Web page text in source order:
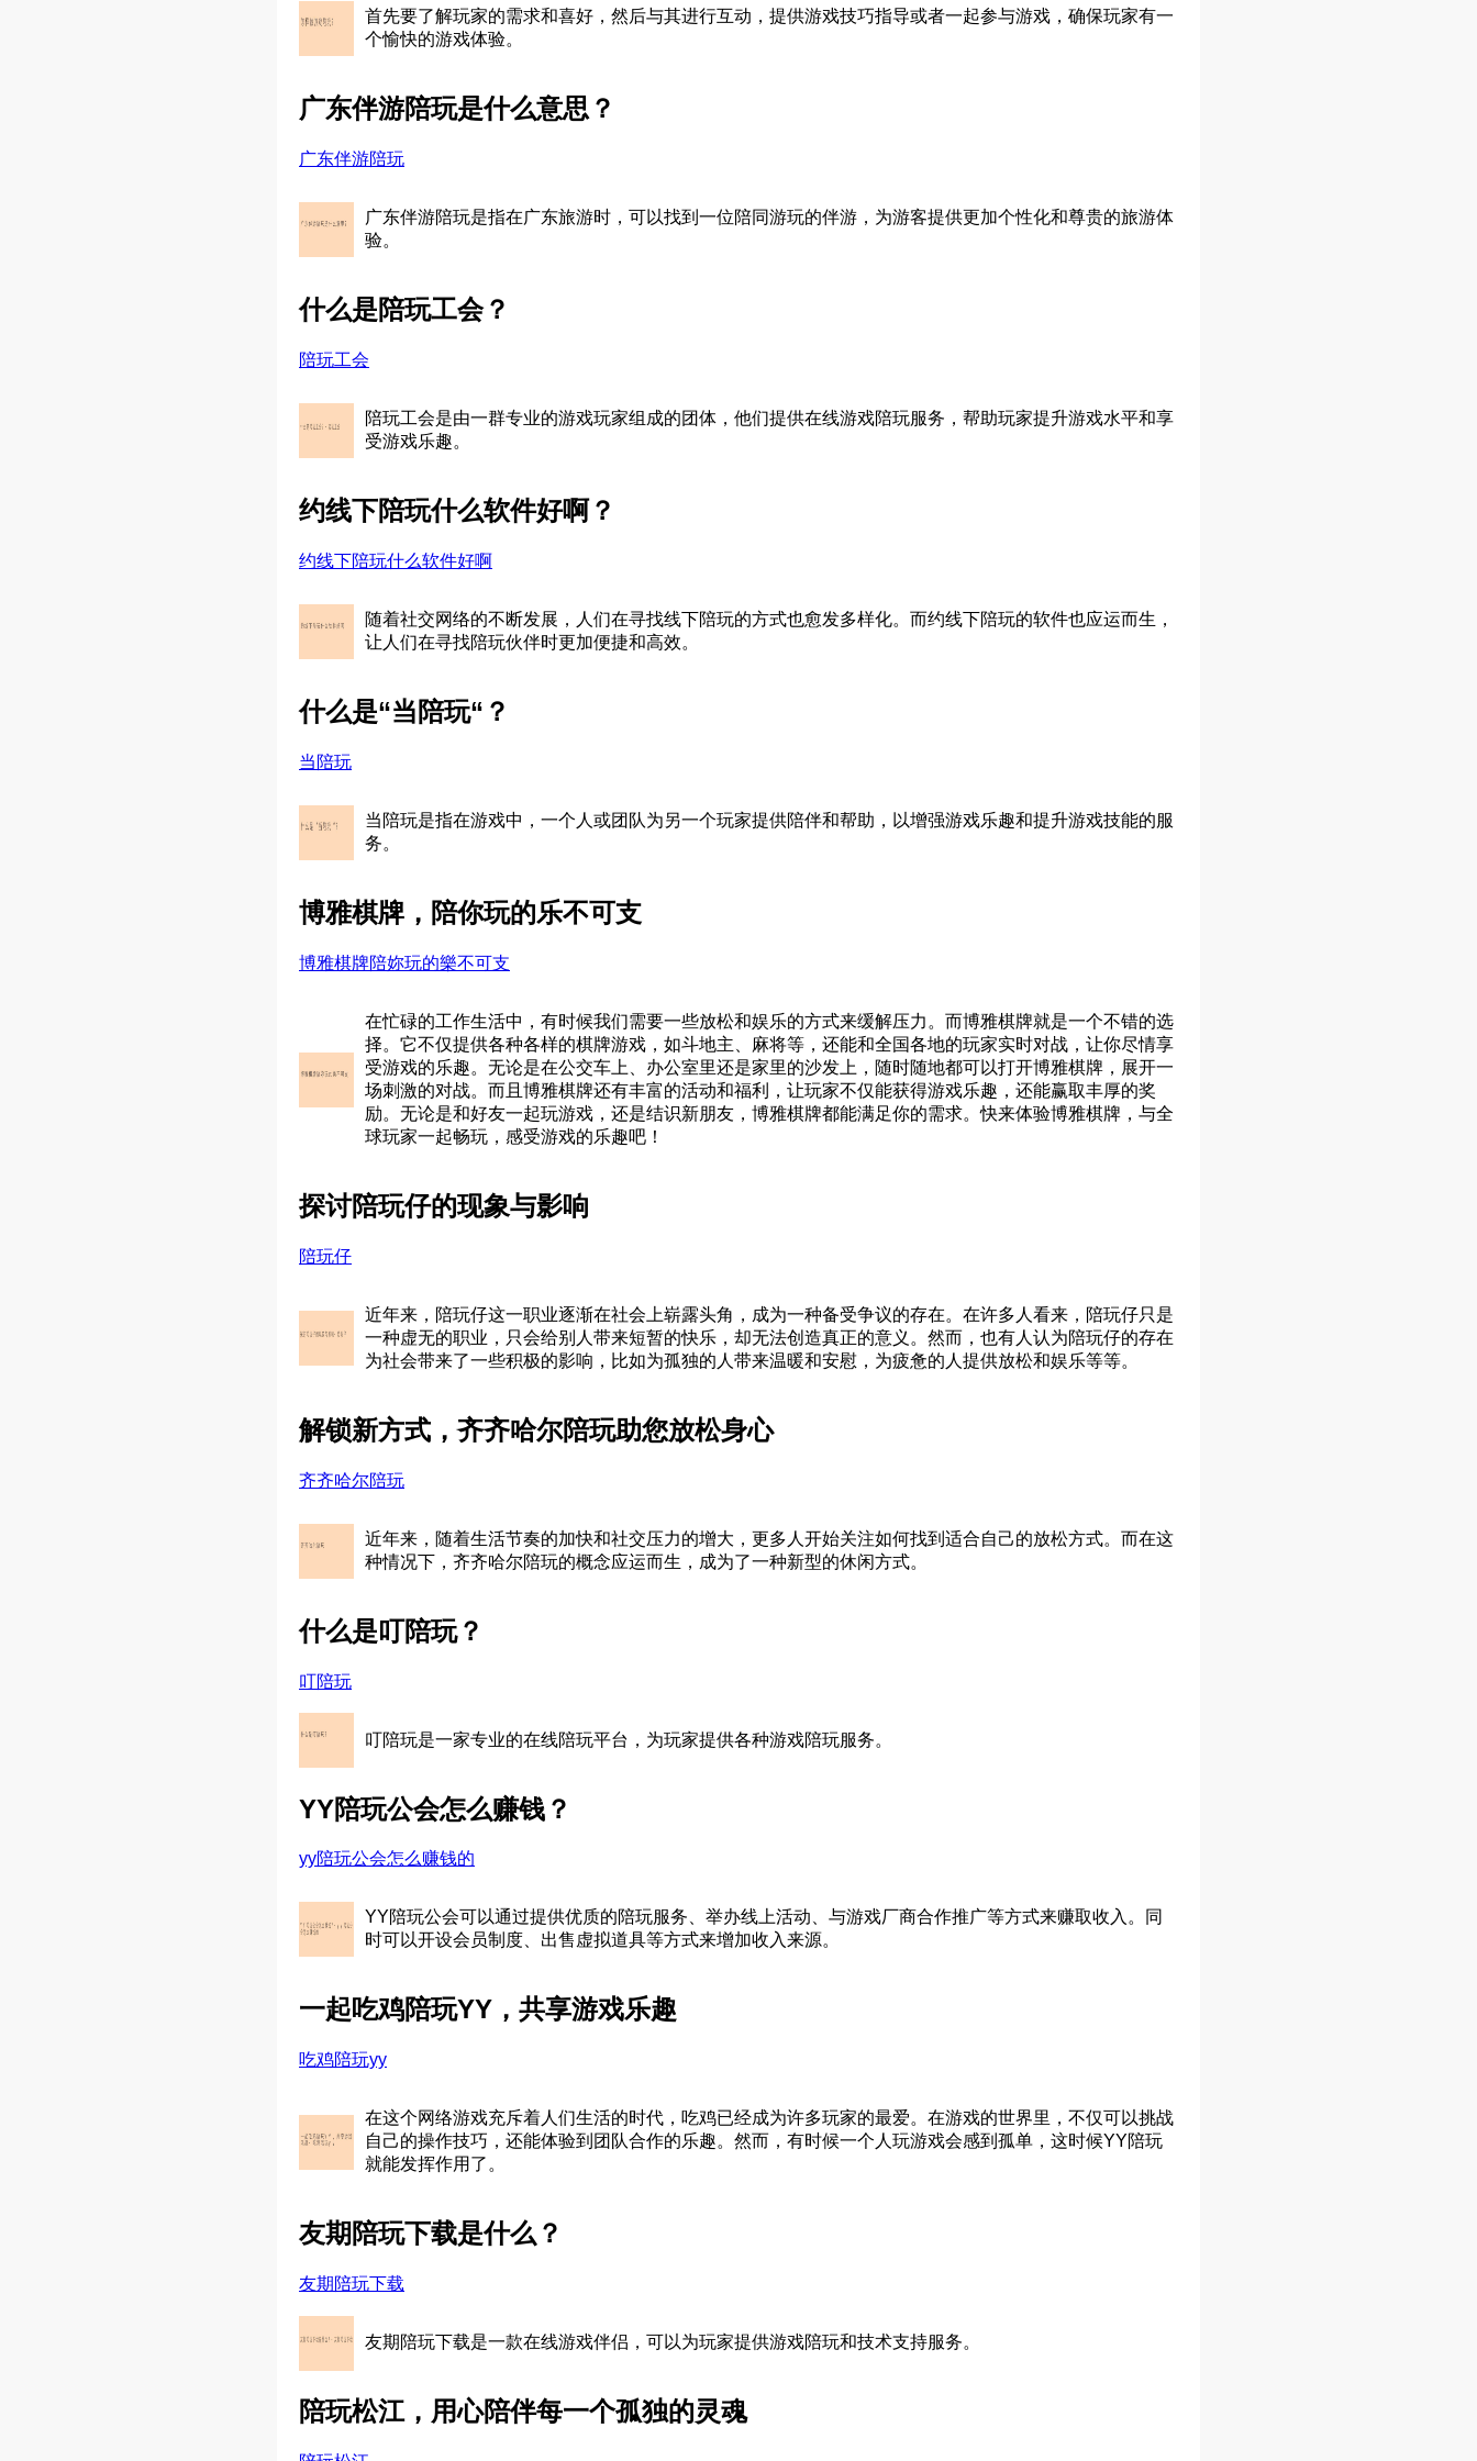
首先要了解玩家的需求和喜好，然后与其进行互动，提供游戏技巧指导或者一起参与游戏，确保玩家有一
个愉快的游戏体验。
广东伴游陪玩是什么意思？
广东伴游陪玩
广东伴游陪玩是指在广东旅游时，可以找到一位陪同游玩的伴游，为游客提供更加个性化和尊贵的旅游体
验。
什么是陪玩工会？
陪玩工会
陪玩工会是由一群专业的游戏玩家组成的团体，他们提供在线游戏陪玩服务，帮助玩家提升游戏水平和享
受游戏乐趣。
约线下陪玩什么软件好啊？
约线下陪玩什么软件好啊
随着社交网络的不断发展，人们在寻找线下陪玩的方式也愈发多样化。而约线下陪玩的软件也应运而生，
让人们在寻找陪玩伙伴时更加便捷和高效。
什么是“当陪玩“？
当陪玩
当陪玩是指在游戏中，一个人或团队为另一个玩家提供陪伴和帮助，以增强游戏乐趣和提升游戏技能的服
务。
博雅棋牌，陪你玩的乐不可支
博雅棋牌陪妳玩的樂不可支
在忙碌的工作生活中，有时候我们需要一些放松和娱乐的方式来缓解压力。而博雅棋牌就是一个不错的选
择。它不仅提供各种各样的棋牌游戏，如斗地主、麻将等，还能和全国各地的玩家实时对战，让你尽情享
受游戏的乐趣。无论是在公交车上、办公室里还是家里的沙发上，随时随地都可以打开博雅棋牌，展开一
场刺激的对战。而且博雅棋牌还有丰富的活动和福利，让玩家不仅能获得游戏乐趣，还能赢取丰厚的奖
励。无论是和好友一起玩游戏，还是结识新朋友，博雅棋牌都能满足你的需求。快来体验博雅棋牌，与全
球玩家一起畅玩，感受游戏的乐趣吧！
探讨陪玩仔的现象与影响
陪玩仔
近年来，陪玩仔这一职业逐渐在社会上崭露头角，成为一种备受争议的存在。在许多人看来，陪玩仔只是
一种虚无的职业，只会给别人带来短暂的快乐，却无法创造真正的意义。然而，也有人认为陪玩仔的存在
为社会带来了一些积极的影响，比如为孤独的人带来温暖和安慰，为疲惫的人提供放松和娱乐等等。
解锁新方式，齐齐哈尔陪玩助您放松身心
齐齐哈尔陪玩
近年来，随着生活节奏的加快和社交压力的增大，更多人开始关注如何找到适合自己的放松方式。而在这
种情况下，齐齐哈尔陪玩的概念应运而生，成为了一种新型的休闲方式。
什么是叮陪玩？
叮陪玩
叮陪玩是一家专业的在线陪玩平台，为玩家提供各种游戏陪玩服务。
YY陪玩公会怎么赚钱？
yy陪玩公会怎么赚钱的
YY陪玩公会可以通过提供优质的陪玩服务、举办线上活动、与游戏厂商合作推广等方式来赚取收入。同
时可以开设会员制度、出售虚拟道具等方式来增加收入来源。
一起吃鸡陪玩YY，共享游戏乐趣
吃鸡陪玩yy
在这个网络游戏充斥着人们生活的时代，吃鸡已经成为许多玩家的最爱。在游戏的世界里，不仅可以挑战
自己的操作技巧，还能体验到团队合作的乐趣。然而，有时候一个人玩游戏会感到孤单，这时候YY陪玩
就能发挥作用了。
友期陪玩下载是什么？
友期陪玩下载
友期陪玩下载是一款在线游戏伴侣，可以为玩家提供游戏陪玩和技术支持服务。
陪玩松江，用心陪伴每一个孤独的灵魂